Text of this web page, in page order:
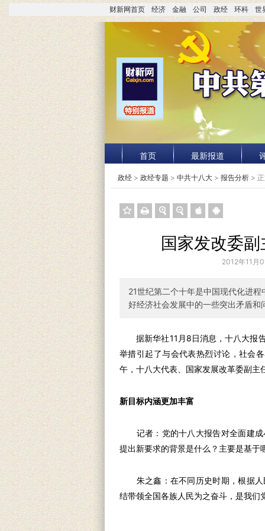
财新网首页 经济 金融 公司 政经 环科 世
首页 最新报道
政经 > 政经专题 > 中共十八大 > 报告分析 >
国家发改委
2012年11月
21世纪第二个十年是中国现代化进
好经济社会发展中的一些突出矛盾
据新华社11月8日消息，十八大报告
举措引起了与会代表热烈讨论，社会
午，十八大代表、国家发展改革委副主
新目标内涵更加丰富
记者：党的十八大报告对全面建成
提出新要求的背景是什么？主要是基于
朱之鑫：在不同历史时期，根据人
结带领全国各族人民为之奋斗，是我